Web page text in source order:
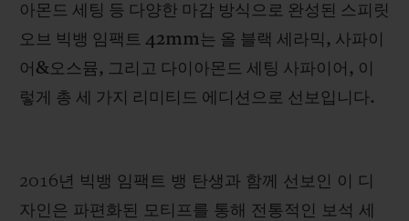
아몬드 세팅 등 다양한 마감 방식으로 완성된 스피릿
오브 빅뱅 임팩트 42mm는 올 블랙 세라믹, 사파이
어&오스뮴, 그리고 다이아몬드 세팅 사파이어, 이
렇게 총 세 가지 리미티드 에디션으로 선보입니다.
2016년 빅뱅 임팩트 뱅 탄생과 함께 선보인 이 디
자인은 파편화된 모티프를 통해 전통적인 보석 세